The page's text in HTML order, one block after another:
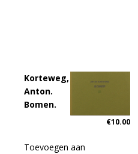
Korteweg,
Anton.
Bomen.
€10.00
Toevoegen aan